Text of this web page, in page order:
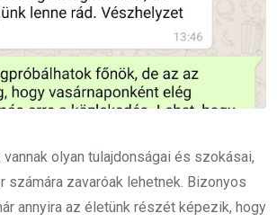
vannak olyan tulajdonságai és szokásai,
számára zavaróak lehetnek. Bizonyos
annyira az életünk részét képezik, hogy